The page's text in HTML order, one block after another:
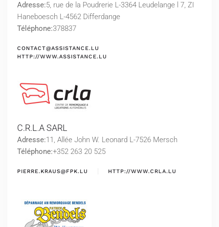
Adresse:5, rue de la Poudrerie L-3364 Leudelange l 7, ZI
Haneboesch L-4562 Differdange
Téléphone:378837
CONTACT@ASSISTANCE.LU
HTTP://WWW.ASSISTANCE.LU
C.R.L.A SARL
Adresse:11, Allée John W. Leonard L-7526 Mersch
Téléphone:+352 263 20 525
PIERRE.KRAUS@FPK.LU HTTP://WWW.CRLA.LU